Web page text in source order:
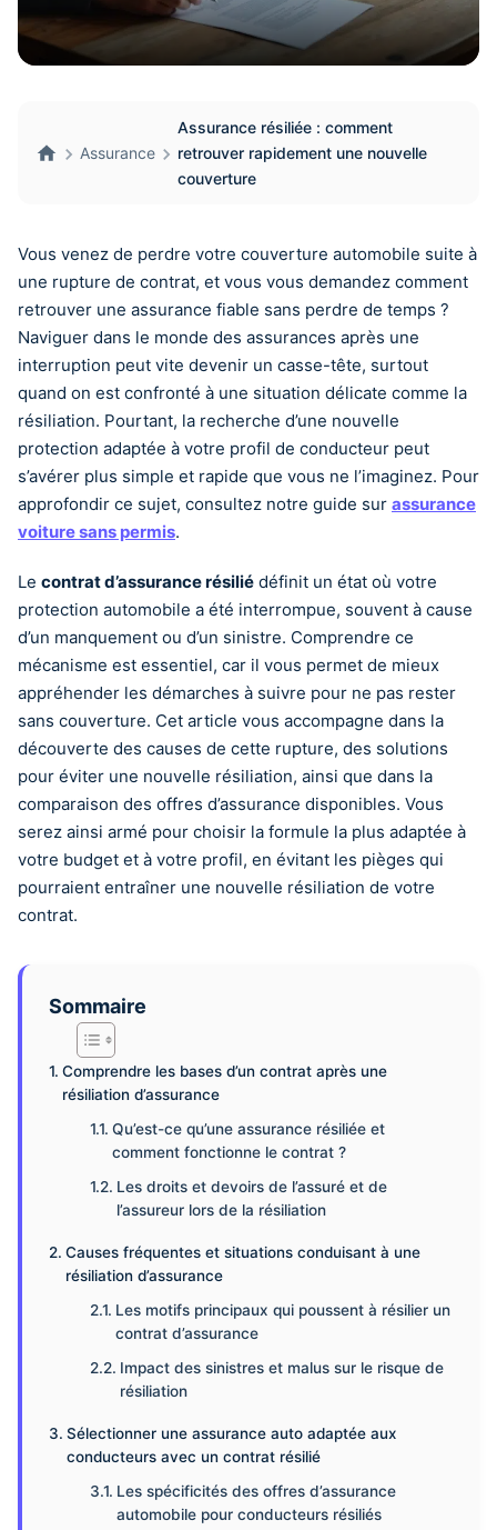
Assurance
Assurance résiliée : comment
retrouver rapidement une nouvelle
couverture
Vous venez de perdre votre couverture automobile suite à
une rupture de contrat, et vous vous demandez comment
retrouver une assurance fiable sans perdre de temps ?
Naviguer dans le monde des assurances après une
interruption peut vite devenir un casse-tête, surtout
quand on est confronté à une situation délicate comme la
résiliation. Pourtant, la recherche d’une nouvelle
protection adaptée à votre profil de conducteur peut
s’avérer plus simple et rapide que vous ne l’imaginez. Pour
approfondir ce sujet, consultez notre guide sur assurance
voiture sans permis.
Le contrat d’assurance résilié définit un état où votre
protection automobile a été interrompue, souvent à cause
d’un manquement ou d’un sinistre. Comprendre ce
mécanisme est essentiel, car il vous permet de mieux
appréhender les démarches à suivre pour ne pas rester
sans couverture. Cet article vous accompagne dans la
découverte des causes de cette rupture, des solutions
pour éviter une nouvelle résiliation, ainsi que dans la
comparaison des offres d’assurance disponibles. Vous
serez ainsi armé pour choisir la formule la plus adaptée à
votre budget et à votre profil, en évitant les pièges qui
pourraient entraîner une nouvelle résiliation de votre
contrat.
Sommaire
Comprendre les bases d’un contrat après une
résiliation d’assurance
Qu’est-ce qu’une assurance résiliée et
comment fonctionne le contrat ?
Les droits et devoirs de l’assuré et de
l’assureur lors de la résiliation
Causes fréquentes et situations conduisant à une
résiliation d’assurance
Les motifs principaux qui poussent à résilier un
contrat d’assurance
Impact des sinistres et malus sur le risque de
résiliation
Sélectionner une assurance auto adaptée aux
conducteurs avec un contrat résilié
Les spécificités des offres d’assurance
automobile pour conducteurs résiliés